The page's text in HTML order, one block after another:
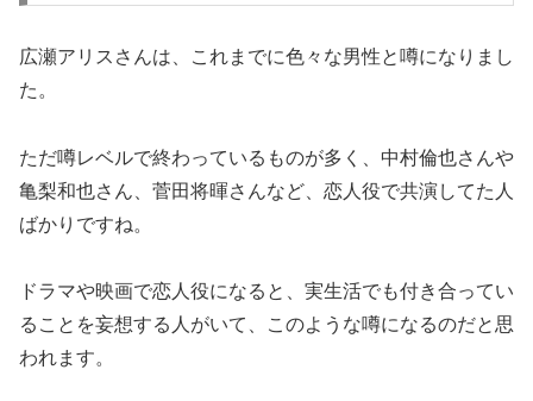
広瀬アリスさんは、これまでに色々な男性と噂になりまし
た。
ただ噂レベルで終わっているものが多く、中村倫也さんや
亀梨和也さん、菅田将暉さんなど、恋人役で共演してた人
ばかりですね。
ドラマや映画で恋人役になると、実生活でも付き合ってい
ることを妄想する人がいて、このような噂になるのだと思
われます。